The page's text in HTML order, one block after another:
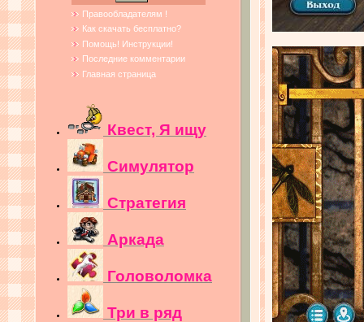
Правообладателям !
Как скачать бесплатно?
Помощь! Инструкции!
Последние комментарии
Главная страница
Квест, Я ищу
Симулятор
Стратегия
Аркада
Головоломка
Три в ряд